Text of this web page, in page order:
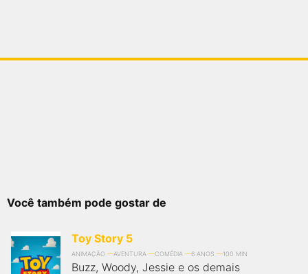
Você também pode gostar de
Toy Story 5
ANIMAÇÃO AVENTURA COMÉDIA 6 ANOS 100 MIN
Buzz, Woody, Jessie e os demais